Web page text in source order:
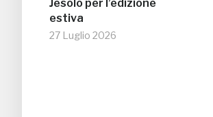
Jesolo per l’edizione
estiva
27 Luglio 2026